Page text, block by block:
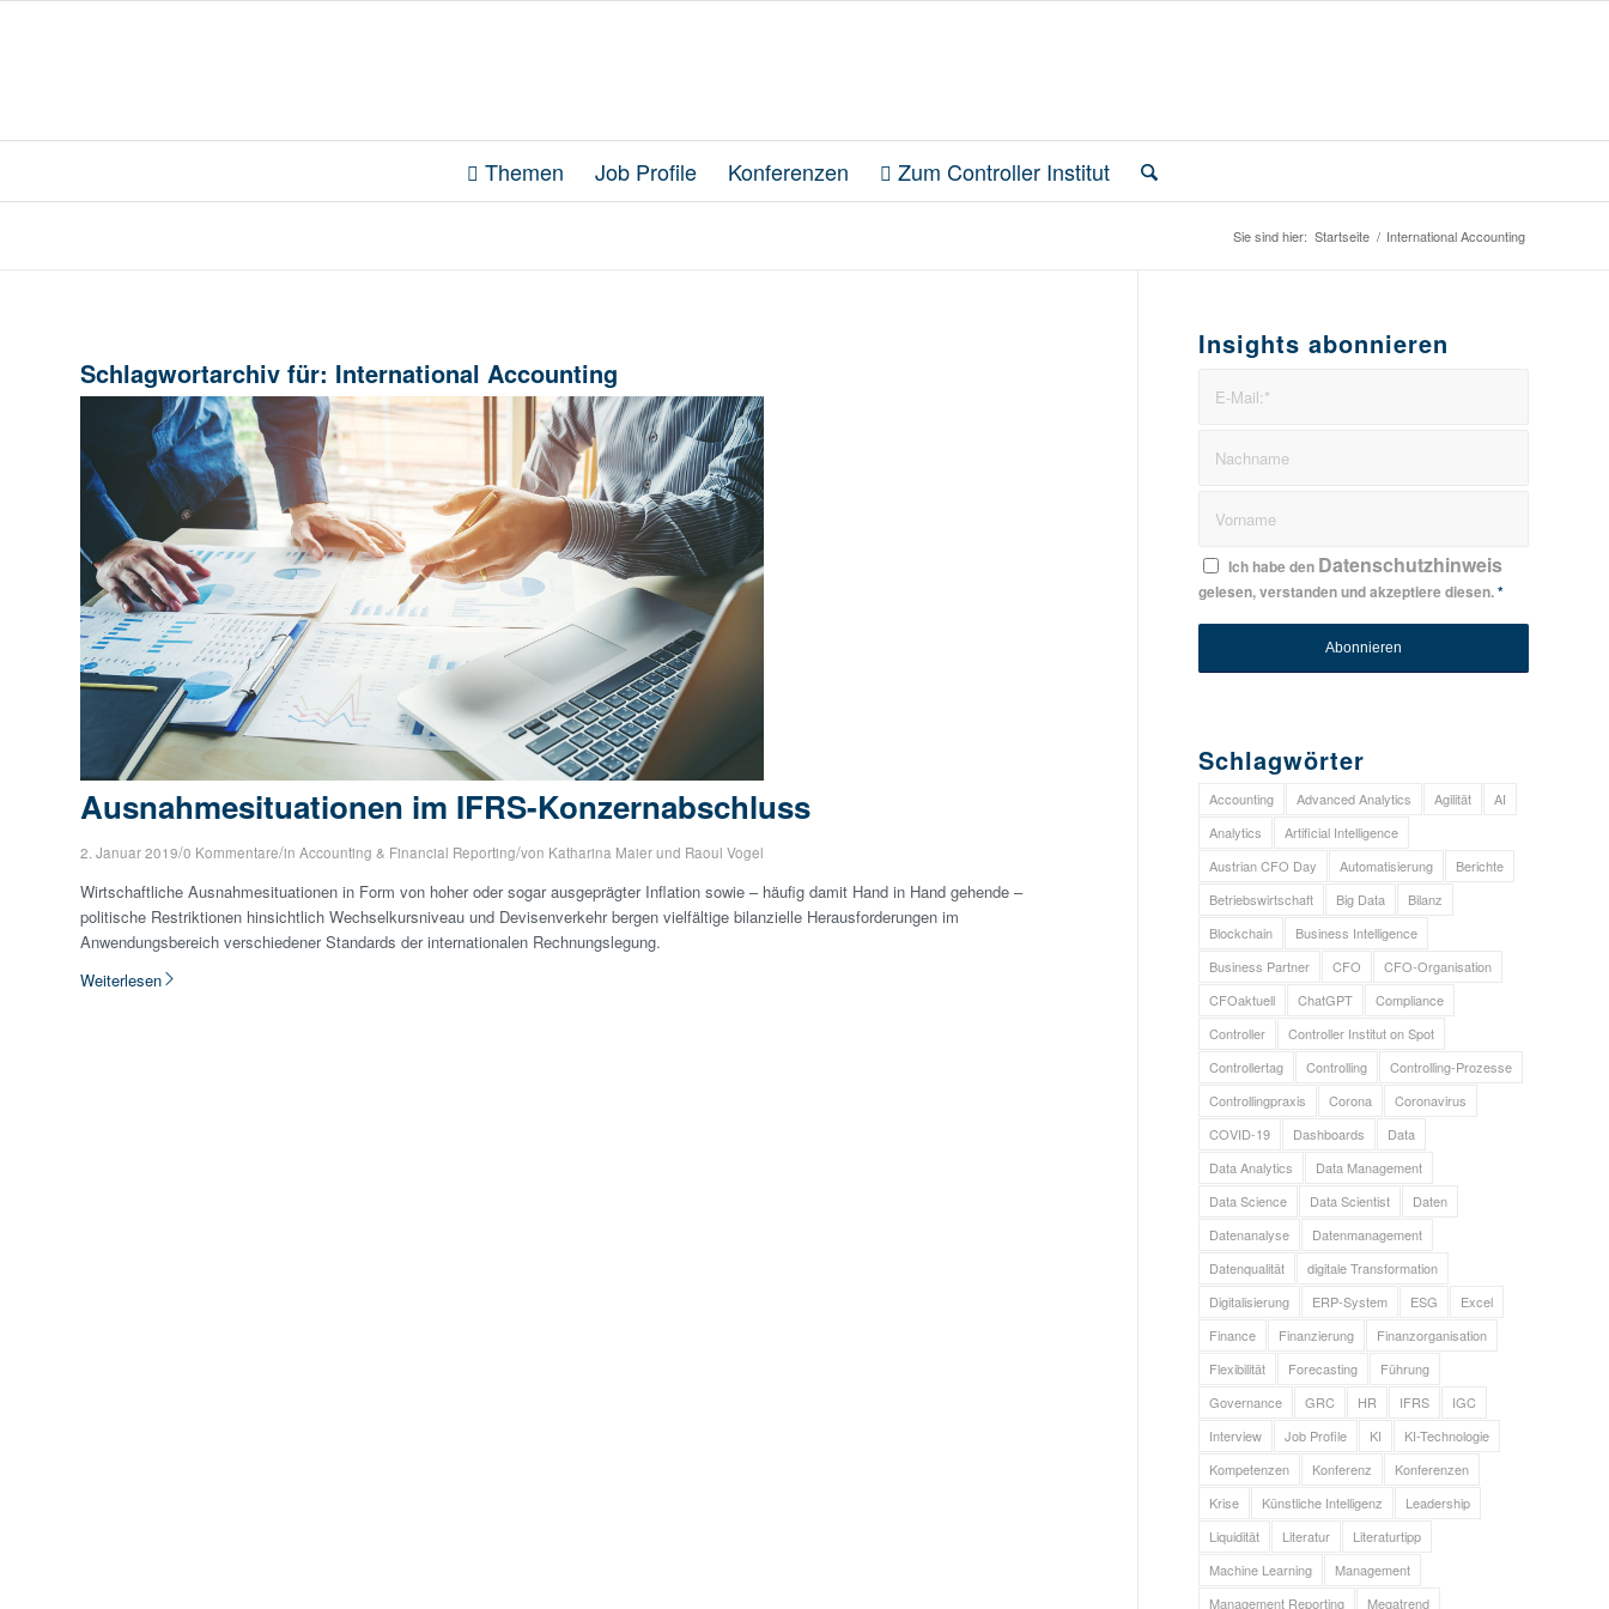
Themen Job Profile Konferenzen Zum Controller Institut
Sie sind hier: Startseite / International Accounting
Schlagwortarchiv für: International Accounting
Ausnahmesituationen im IFRS-Konzernabschluss
2. Januar 2019/0 Kommentare/in Accounting & Financial Reporting/von Katharina Maierund Raoul Vogel
Wirtschaftliche Ausnahmesituationen in Form von hoher oder sogar ausgeprägter Inflation sowie – häufig damit Hand in Hand gehende –
politische Restriktionen hinsichtlich Wechselkursniveau und Devisenverkehr bergen vielfältige bilanzielle Herausforderungen im
Anwendungsbereich verschiedener Standards der internationalen Rechnungslegung.
Weiterlesen
Insights abonnieren
Ich habe den Datenschutzhinweis
gelesen, verstanden und akzeptiere diesen.*
Schlagwörter
Accounting Advanced Analytics Agilität
AI
Analytics
Artificial Intelligence
Austrian CFO Day
Automatisierung
Berichte
Betriebswirtschaft
Big Data
Bilanz
Blockchain
Business Intelligence
Business Partner
CFO
CFO-Organisation
CFOaktuell
ChatGPT
Compliance
Controller
Controller Institut on Spot
Controllertag
Controlling
Controlling-Prozesse
Controllingpraxis
Corona
Coronavirus
COVID-19
Dashboards
Data
Data Analytics
Data Management
Data Science
Data Scientist
Daten
Datenanalyse
Datenmanagement
Datenqualität
digitale Transformation
Digitalisierung
ERP-System ESG
Excel
Finance
Finanzierung
Finanzorganisation
Flexibilität
Forecasting
Führung
Governance
GRC HR IFRS
IGC
Interview
Job Profile KI
KI-Technologie
Kompetenzen
Konferenz
Konferenzen
Krise
Künstliche Intelligenz
Leadership
Liquidität
Literatur
Literaturtipp
Machine Learning
Management
Management Reporting
Megatrend